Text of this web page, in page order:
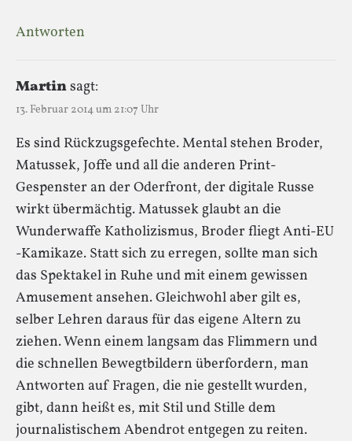
Antworten
Martinsagt:
13. Februar 2014 um 21:07 Uhr
Es sind Rückzugsgefechte. Mental stehen Broder,
Matussek, Joffe und all die anderen Print-
Gespenster an der Oderfront, der digitale Russe
wirkt übermächtig. Matussek glaubt an die
Wunderwaffe Katholizismus, Broder fliegt Anti-EU
-Kamikaze. Statt sich zu erregen, sollte man sich
das Spektakel in Ruhe und mit einem gewissen
Amusement ansehen. Gleichwohl aber gilt es,
selber Lehren daraus für das eigene Altern zu
ziehen. Wenn einem langsam das Flimmern und
die schnellen Bewegtbildern überfordern, man
Antworten auf Fragen, die nie gestellt wurden,
gibt, dann heißt es, mit Stil und Stille dem
journalistischem Abendrot entgegen zu reiten.